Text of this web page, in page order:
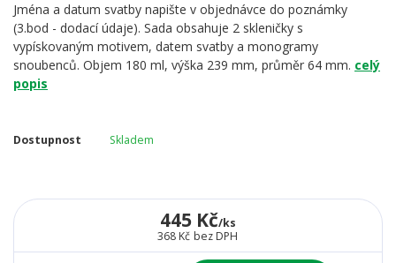
Jména a datum svatby napište v objednávce do poznámky
(3.bod - dodací údaje). Sada obsahuje 2 skleničky s
vypískovaným motivem, datem svatby a monogramy
snoubenců. Objem 180 ml, výška 239 mm, průměr 64 mm. celý
popis
Dostupnost Skladem
445 Kč/ks
368 Kč bez DPH